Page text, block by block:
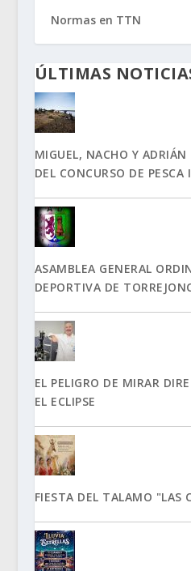
Normas en TTN
ÚLTIMAS
MIGUEL, NACHO Y
DEL CONCURSO DE
ASAMBLEA GENERAL
DEPORTIVA DE
EL PELIGRO DE MIRAR
EL ECLIPSE
FIESTA DEL TALAMO "LAS